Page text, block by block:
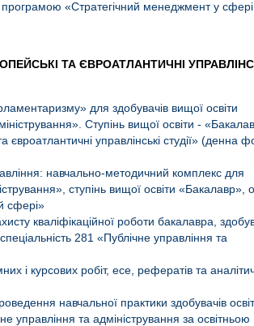
«Стратегічний менеджмент у сфері
ТА ЄВРОАТЛАНТИЧНІ
для здобувачів вищої освіти
Ступінь вищої освіти -
управлінські студії» (денна
навчально-методичний комплекс для
ступінь вищої освіти «Бакалавр»,
сфері»
кваліфікаційної роботи бакалавра,
281 «Публічне управління та
і курсових робіт, есе, рефератів та
навчальної практики здобувачів
управління та адміністрування за освітньою